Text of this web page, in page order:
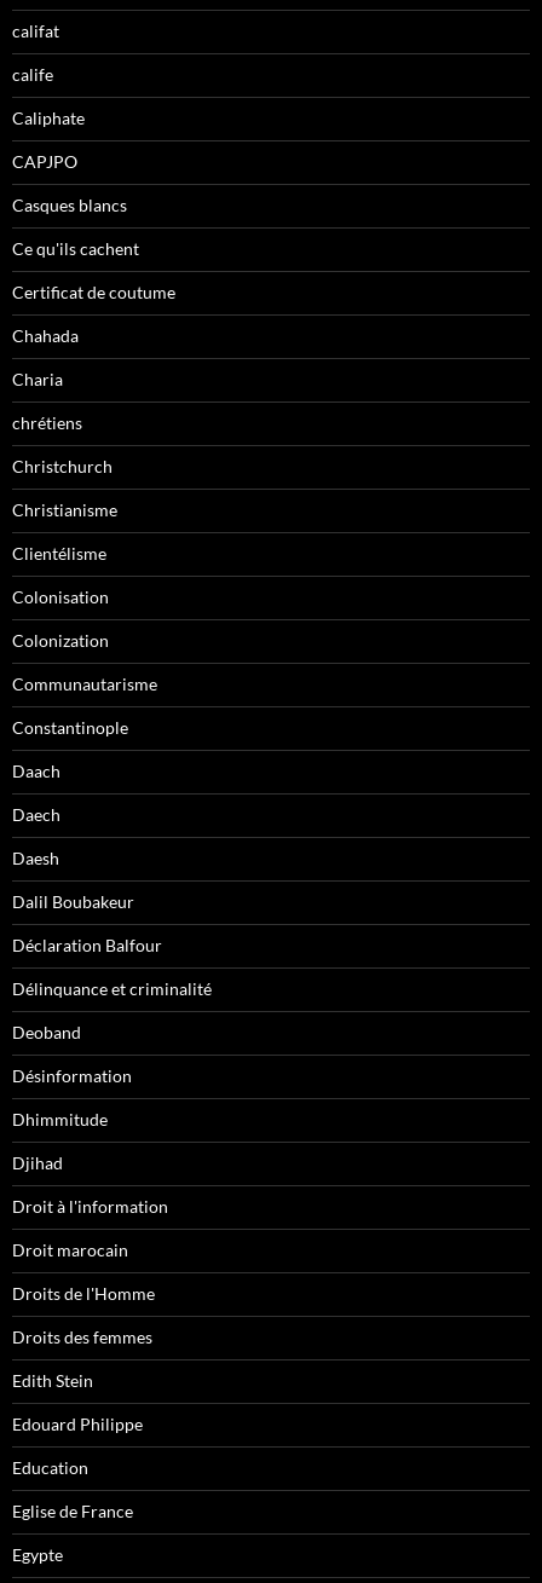
califat
calife
Caliphate
CAPJPO
Casques blancs
Ce qu'ils cachent
Certificat de coutume
Chahada
Charia
chrétiens
Christchurch
Christianisme
Clientélisme
Colonisation
Colonization
Communautarisme
Constantinople
Daach
Daech
Daesh
Dalil Boubakeur
Déclaration Balfour
Délinquance et criminalité
Deoband
Désinformation
Dhimmitude
Djihad
Droit à l'information
Droit marocain
Droits de l'Homme
Droits des femmes
Edith Stein
Edouard Philippe
Education
Eglise de France
Egypte